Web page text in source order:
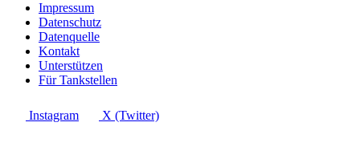
Impressum
Datenschutz
Datenquelle
Kontakt
Unterstützen
Für Tankstellen
Instagram X (Twitter)